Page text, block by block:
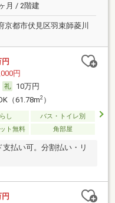
月 / 2階建
京都市伏見区羽束師菱川
円
10万円
（61.78m2）
し
バス・トイレ別
ト無料 角部屋
払い可。分割払い・リ